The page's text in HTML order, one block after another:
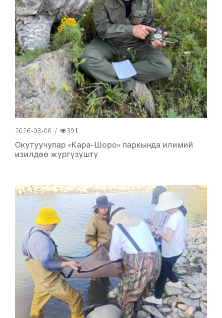
2026-08-06 / 391
Окутуучулар «Кара-Шоро» паркында илимий
изилдөө жүргүзүштү